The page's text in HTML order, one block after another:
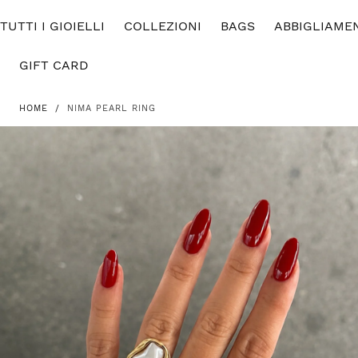
CONTENUTO
TUTTI I GIOIELLI COLLEZIONI BAGS
GIFT CARD
HOME / NIMA PEARL RING